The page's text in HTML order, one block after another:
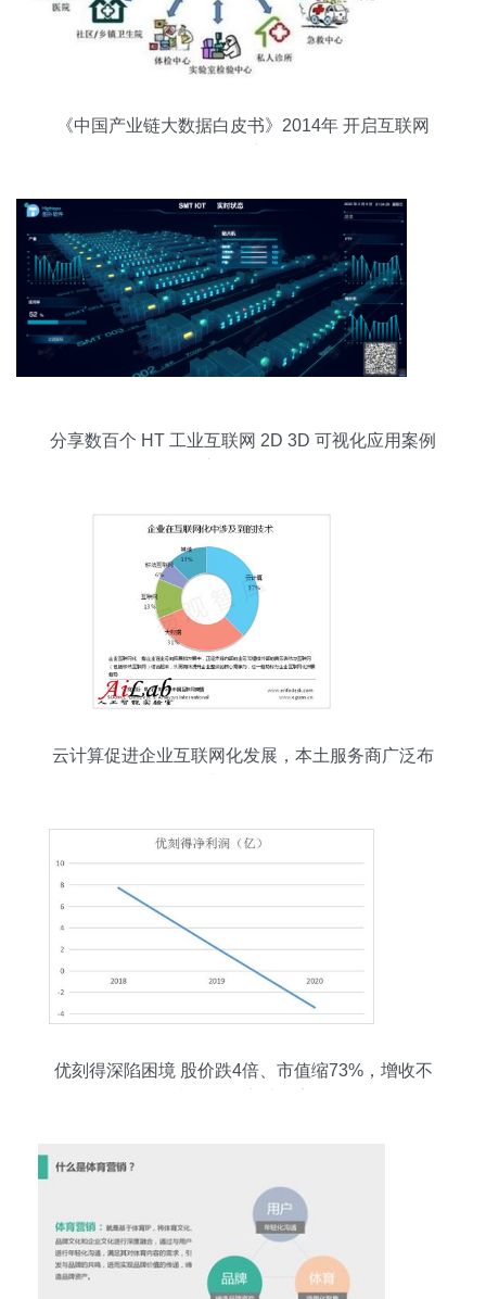
《中国产业链大数据白皮书》2014年 开启互联网
分享数百个 HT 工业互联网 2D 3D 可视化应用案例
云计算促进企业互联网化发展，本土服务商广泛布
优刻得深陷困境 股价跌4倍、市值缩73%，增收不